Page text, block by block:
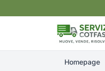
Homepage